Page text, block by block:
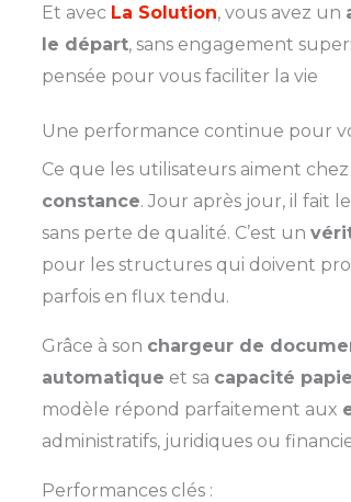
Et avec La Solution, vous avez un
le départ, sans engagement
pensée pour vous faciliter la vie
Une performance continue pour
Ce que les utilisateurs aiment chez
constance. Jour après jour, il fait
sans perte de qualité. C’est un
pour les structures qui doivent
parfois en flux tendu.
Grâce à son chargeur de
automatique et sa capacité
modèle répond parfaitement aux
administratifs, juridiques ou
Performances clés :